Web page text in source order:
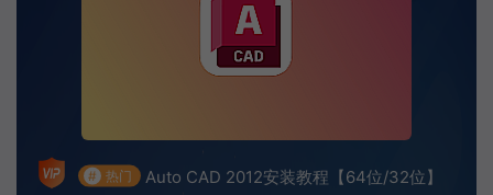
# 热门 Auto CAD 2012安装教程【64位/32位】